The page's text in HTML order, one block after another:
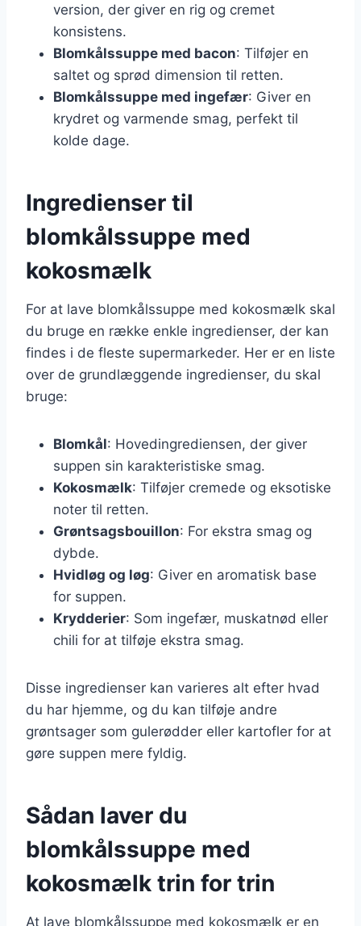
version, der giver en rig og cremet
konsistens.
Blomkålssuppe med bacon: Tilføjer en
saltet og sprød dimension til retten.
Blomkålssuppe med ingefær: Giver en
krydret og varmende smag, perfekt til
kolde dage.
Ingredienser til
blomkålssuppe med
kokosmælk
For at lave blomkålssuppe med kokosmælk skal
du bruge en række enkle ingredienser, der kan
findes i de fleste supermarkeder. Her er en liste
over de grundlæggende ingredienser, du skal
bruge:
Blomkål: Hovedingrediensen, der giver
suppen sin karakteristiske smag.
Kokosmælk: Tilføjer cremede og eksotiske
noter til retten.
Grøntsagsbouillon: For ekstra smag og
dybde.
Hvidløg og løg: Giver en aromatisk base
for suppen.
Krydderier: Som ingefær, muskatnød eller
chili for at tilføje ekstra smag.
Disse ingredienser kan varieres alt efter hvad
du har hjemme, og du kan tilføje andre
grøntsager som gulerødder eller kartofler for at
gøre suppen mere fyldig.
Sådan laver du
blomkålssuppe med
kokosmælk trin for trin
At lave blomkålssuppe med kokosmælk er en